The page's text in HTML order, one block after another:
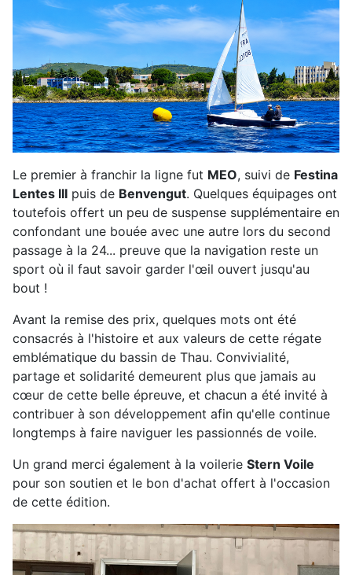
Le premier à franchir la ligne fut MEO, suivi de Festina
Lentes III puis de Benvengut. Quelques équipages ont
toutefois offert un peu de suspense supplémentaire en
confondant une bouée avec une autre lors du second
passage à la 24... preuve que la navigation reste un
sport où il faut savoir garder l'œil ouvert jusqu'au
bout !
Avant la remise des prix, quelques mots ont été
consacrés à l'histoire et aux valeurs de cette régate
emblématique du bassin de Thau. Convivialité,
partage et solidarité demeurent plus que jamais au
cœur de cette belle épreuve, et chacun a été invité à
contribuer à son développement afin qu'elle continue
longtemps à faire naviguer les passionnés de voile.
Un grand merci également à la voilerie Stern Voile
pour son soutien et le bon d'achat offert à l'occasion
de cette édition.